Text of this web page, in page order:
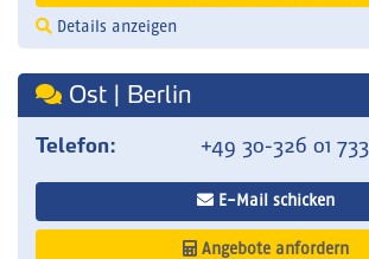
Details anzeigen
Ost | Berlin
Telefon: +49 30-326 01 733
E-Mail schicken
Angebote anfordern